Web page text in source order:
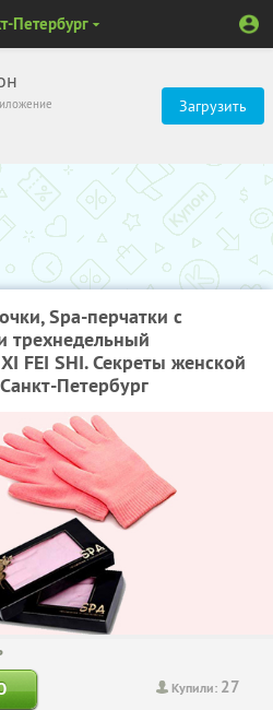
Загрузить
Петербург
Spa-перчатки с
трехнедельный
FEI SHI. Секреты женской
Петербург
Купили: 27